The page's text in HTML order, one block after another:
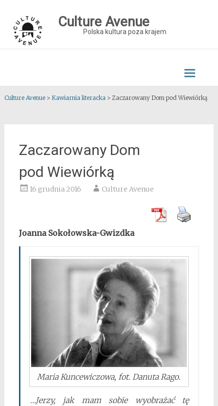
content
Culture Avenue
Polska kultura poza krajem
Culture Avenue> Kawiarnia literacka> Zaczarowany Dom pod Wiewiórką
Zaczarowany Dom
pod Wiewiórką
16 grudnia 2016 Culture Avenue
Joanna Sokołowska-Gwizdka
Maria Kuncewiczowa, fot. Danuta Rago.
…Jerzy, jak mam sobie wyobrażać tę